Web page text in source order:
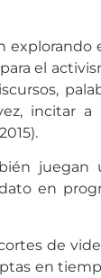
el
incitar
en
de
en